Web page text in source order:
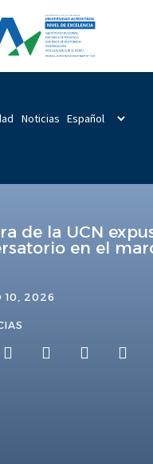
Noticias
de la UCN
en el
10, 2026